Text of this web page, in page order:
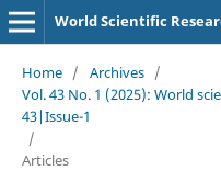
World Scientific
Home / Archives /
Vol. 43 No. 1 (2025): World
43|Issue-1
/
Articles